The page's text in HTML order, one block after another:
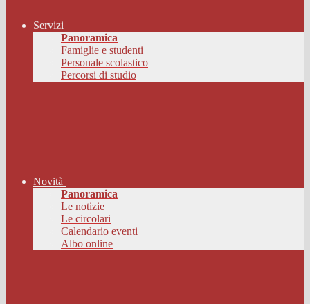
Servizi
Panoramica
Famiglie e studenti
Personale scolastico
Percorsi di studio
Novità
Panoramica
Le notizie
Le circolari
Calendario eventi
Albo online